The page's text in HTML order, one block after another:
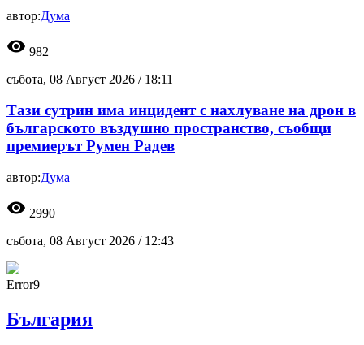
автор:Дума
visibility 982
събота, 08 Август 2026 / 18:11
Тази сутрин има инцидент с нахлуване на дрон в
българското въздушно пространство, съобщи
премиерът Румен Радев
автор:Дума
visibility 2990
събота, 08 Август 2026 / 12:43
Error9
България